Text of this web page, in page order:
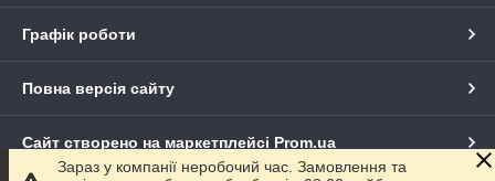
Графік роботи
Повна версія сайту
Сайт створено на маркетплейсі Prom.ua
Зараз у компанії неробочий час. Замовлення та